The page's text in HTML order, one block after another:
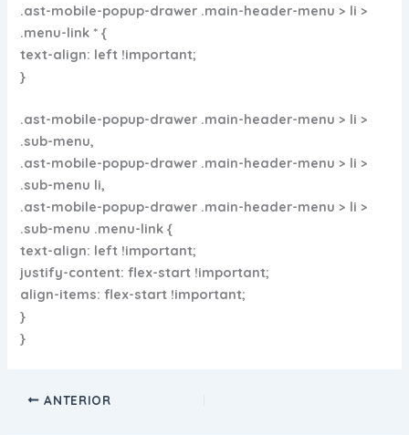
.ast-mobile-popup-drawer .main-header-menu > li >
.menu-link * {
text-align: left !important;
}
.ast-mobile-popup-drawer .main-header-menu > li >
.sub-menu,
.ast-mobile-popup-drawer .main-header-menu > li >
.sub-menu li,
.ast-mobile-popup-drawer .main-header-menu > li >
.sub-menu .menu-link {
text-align: left !important;
justify-content: flex-start !important;
align-items: flex-start !important;
}
}
ANTERIOR